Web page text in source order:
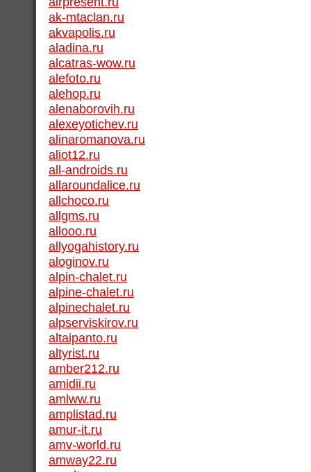
ak-mtaclan.ru
akvapolis.ru
aladina.ru
alcatras-wow.ru
alefoto.ru
alehop.ru
alenaborovih.ru
alexeyotichev.ru
alinaromanova.ru
aliot12.ru
all-androids.ru
allaroundalice.ru
allchoco.ru
allgms.ru
allooo.ru
allyogahistory.ru
aloginov.ru
alpin-chalet.ru
alpine-chalet.ru
alpinechalet.ru
alpserviskirov.ru
altaipanto.ru
altyrist.ru
amber212.ru
amidii.ru
amlww.ru
amplistad.ru
amur-it.ru
amv-world.ru
amway22.ru